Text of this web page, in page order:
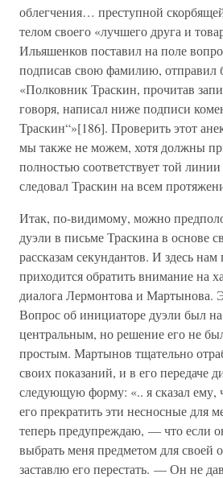
облегчения… преступной
телом своего «лучшего друга и
Ильяшенков поставил на поле
подписав свою фамилию, отправил
«Полковник Траскин, прочитав
говоря, написал ниже подписи
Траскин“»[186]. Проверить этот
мы также не можем, хотя должны
полностью соответствует той
следовал Траскин на всем
Итак, по-видимому, можно
дуэли в письме Траскина в основе
рассказам секундантов. И здесь нам
приходится обратить внимание на
диалога Лермонтова и Мартынова.
Вопрос об инициаторе дуэли был на
центральным, но решение его не
простым. Мартынов тщательно
своих показаний, и в его передаче
следующую форму: «.. я сказал ему,
его прекратить эти несносные для
теперь предупреждаю, — что если
выбрать меня предметом для своей
заставлю его перестать. — Он не